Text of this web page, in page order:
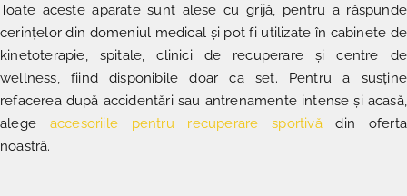
Toate aceste aparate sunt alese cu grijă, pentru a răspunde
cerințelor din domeniul medical și pot fi utilizate în cabinete de
kinetoterapie, spitale, clinici de recuperare și centre de
wellness, fiind disponibile doar ca set. Pentru a susține
refacerea după accidentări sau antrenamente intense și acasă,
alege accesoriile pentru recuperare sportivădin oferta
noastră.